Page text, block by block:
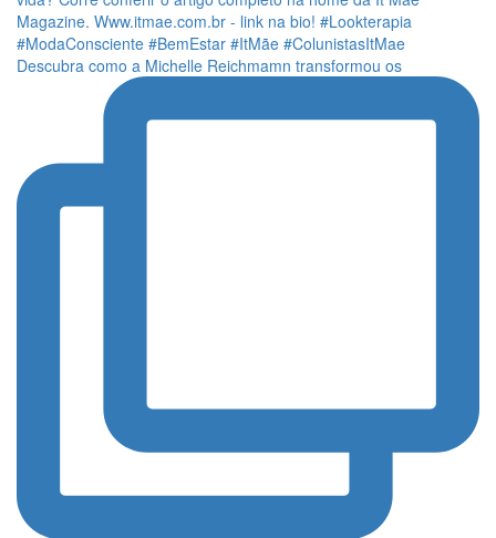
Descubra como a Michelle Reichmamn transformou os